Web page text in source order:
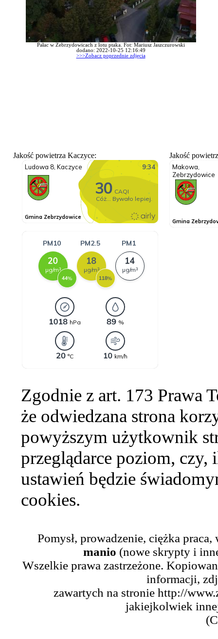
Pałac w Zebrzydowicach z lotu ptaka. Fot: Mariusz Jaszczurowski
dodano: 2022-10-25 12:16:49
>>>Zobacz poprzednie zdjęcia
Jakość powietrza Kaczyce: Jakość
Zgodnie z art. 173 Prawa
że odwiedzana strona
powyższym użytkownik
przeglądarce poziom,
ustawień będzie
cookies.
Pomysł, prowadzenie, ciężka
manio (nowe skrypty i
Wszelkie prawa zastrzeżone.
informacji,
zawartych na stronie http://
jakiejkolwiek